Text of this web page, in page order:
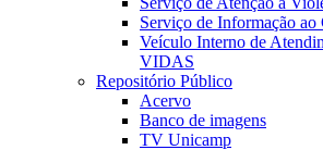
Serviço de Informação ao
Veículo Interno de
VIDAS
Repositório Público
Acervo
Banco de imagens
TV Unicamp